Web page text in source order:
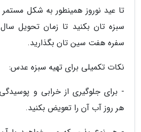
تا عید نوروز همینطور به شکل مستمر
سبزه تان بکنید تا زمان تحویل سال
سفره هفت سین تان بگذارید.
نکات تکمیلی برای تهیه سبزه عدس:
- برای جلوگیری از خرابی و
هر روز آب آن را تعویض بکنید.